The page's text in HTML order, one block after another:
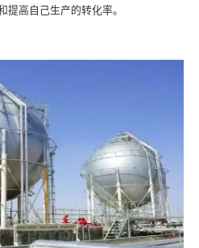
提高自己生产的转化率。